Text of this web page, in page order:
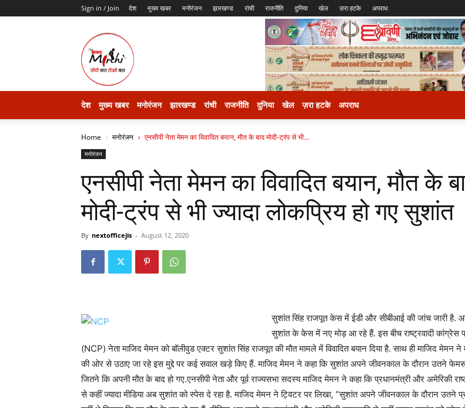
Sign in / Join देश मुख्य खबर मनोरंजन झारखण्ड रांची राजनीति दुनिया खेल ज़रा हटके अपराध
देश मुख्य खबर मनोरंजन झारखण्ड रांची राजनीति दुनिया खेल ज़रा हटके अपराध
Home मनोरंजन एनसीपी नेता मेमन का विवादित बयान, मौत के बाद मोदी-ट्रंप से भी...
मनोरंजन
एनसीपी नेता मेमन का विवादित बयान, मौत के
मोदी-ट्रंप से भी ज्यादा लोकप्रिय हो गए सुशांत
By nextofficejis - August 12, 2020
सुशांत सिंह राजपूत केस में ईडी और सीबीआई की जांच जारी है.
सुशांत के केस में नए मोड़ आ रहे हैं. इस बीच राष्ट्रवादी कांग्रेस
(NCP) नेता माजिद मेमन को बॉलीवुड एक्टर सुशांत सिंह राजपूत की मौत मामले में विवादित बयान दिया है. साथ ही माजिद मेमन ने
की ओर से उठाए जा रहे इस मुद्दे पर कई सवाल खड़े किए हैं. माजिद मेमन ने कहा कि सुशांत अपने जीवनकाल के दौरान उतने
जितने कि अपनी मौत के बाद हो गए.एनसीपी नेता और पूर्व राज्यसभा सदस्य माजिद मेमन ने कहा कि प्रधानमंत्री और अमेरिकी
से कहीं ज्यादा मीडिया अब सुशांत को स्पेस दे रहा है. माजिद मेमन ने ट्विटर पर लिखा, “सुशांत अपने जीवनकाल के दौरान उतने